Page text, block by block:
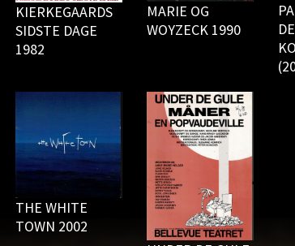
KIERKEGAARDS
SIDSTE DAGE
1982
MARIE OG
WOYZECK 1990
THE WHITE
TOWN 2002